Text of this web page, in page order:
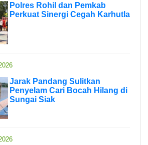
Polres Rohil dan Pemkab
Perkuat Sinergi Cegah Karhutla
Jarak Pandang Sulitkan
Penyelam Cari Bocah Hilang di
Sungai Siak